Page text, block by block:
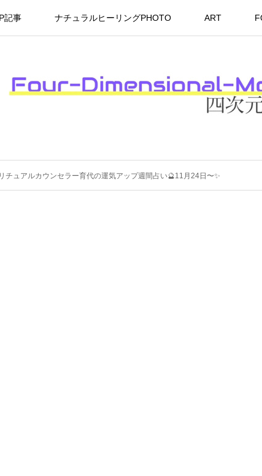
記事 ナチュラルヒーリングPHOTO ART
チュアルカウンセラー育代の運気アップ週間占い🔮11月24日〜✨